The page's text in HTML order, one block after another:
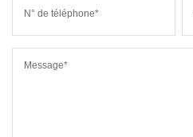
N° de téléphone*
Message*